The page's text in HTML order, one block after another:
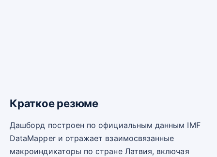
Краткое резюме
Дашборд построен по официальным данным IMF
DataMapper и отражает взаимосвязанные
макроиндикаторы по стране Латвия, включая